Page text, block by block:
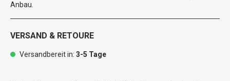
Anbau.
VERSAND & RETOURE
Versandbereit in: 3-5 Tage